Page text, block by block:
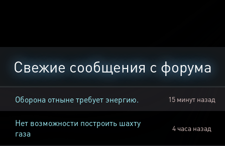
Свежие сообщения с форума
Оборона отныне требует энергию. 15 минут назад
Нет возможности построить шахту
газа
4 часа назад